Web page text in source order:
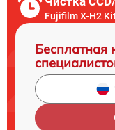
Fujifilm X-H2
Бесплатная